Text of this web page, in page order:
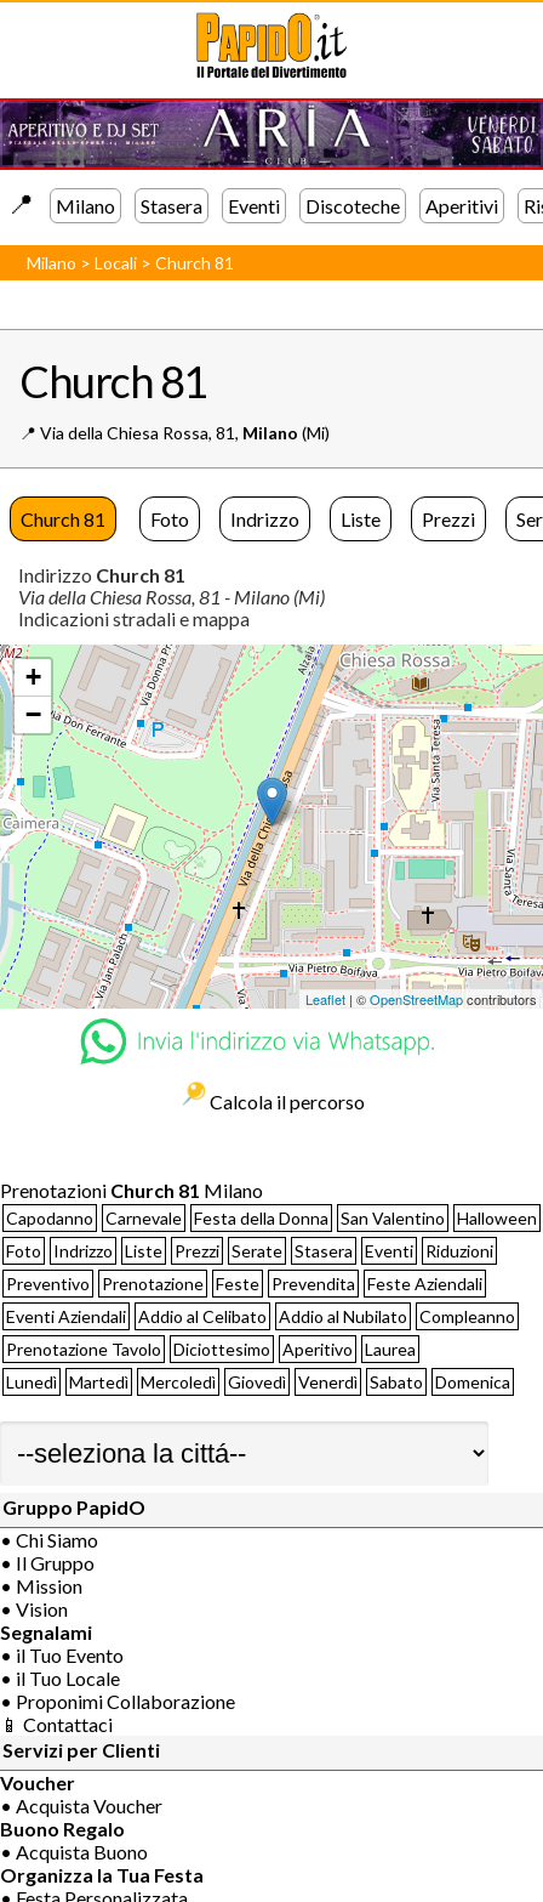
📍️ Milano Stasera Eventi Discoteche Aperitivi
Milano >Locali >Church 81
Church 81
📍️ Via della Chiesa Rossa, 81, Milano (Mi)
Church 81 Foto Indrizzo Liste Prezzi
Indirizzo Church 81
Via della Chiesa Rossa, 81 - Milano (Mi)
Indicazioni stradali e mappa
+
−
Leaflet | ©OpenStreetMapcontributors
Calcola il percorso
Prenotazioni Church 81 Milano
Capodanno Carnevale Festa della Donna San Valentino
Halloween
Foto
Indrizzo Liste Prezzi Serate Stasera Eventi
Riduzioni
Preventivo
Prenotazione Feste Prevendita
Feste Aziendali
Eventi Aziendali Addio al Celibato Addio al Nubilato
Compleanno
Prenotazione Tavolo
Diciottesimo Aperitivo
Laurea
Lunedì Martedì Mercoledì Giovedì Venerdì Sabato Domenica
Gruppo PapidO
• Chi Siamo
• Il Gruppo
• Mission
• Vision
Segnalami
• il Tuo Evento
• il Tuo Locale
• Proponimi Collaborazione
📱 Contattaci
Servizi per Clienti
Voucher
• Acquista Voucher
Buono Regalo
• Acquista Buono
Organizza la Tua Festa